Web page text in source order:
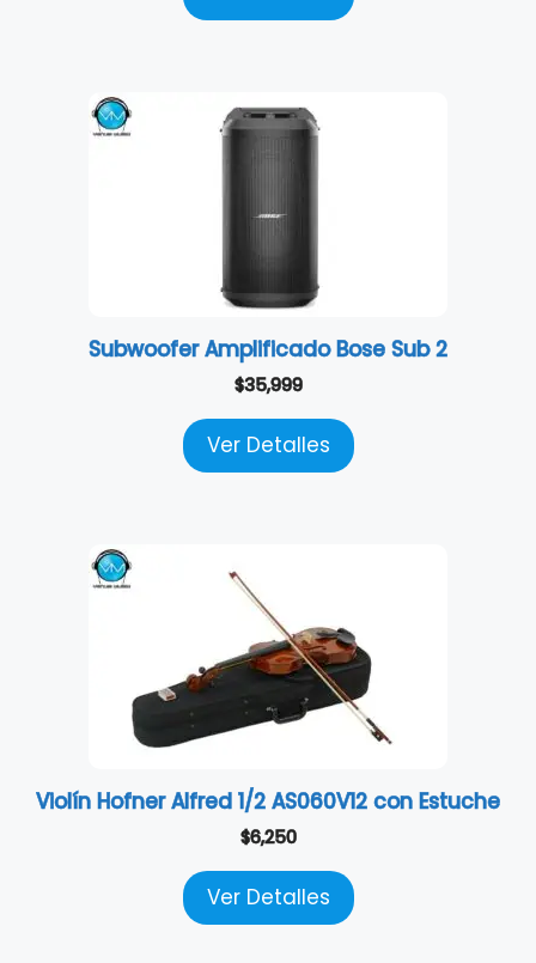
Subwoofer Amplificado Bose Sub 2
$35,999
Ver Detalles
Violín Hofner Alfred 1/2 AS060V12 con Estuche
$6,250
Ver Detalles